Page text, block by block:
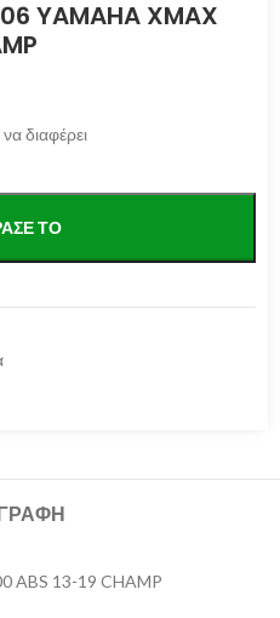
YAMAHA XMAX
διαφέρει
ΤΟ
ABS 13-19 CHAMP